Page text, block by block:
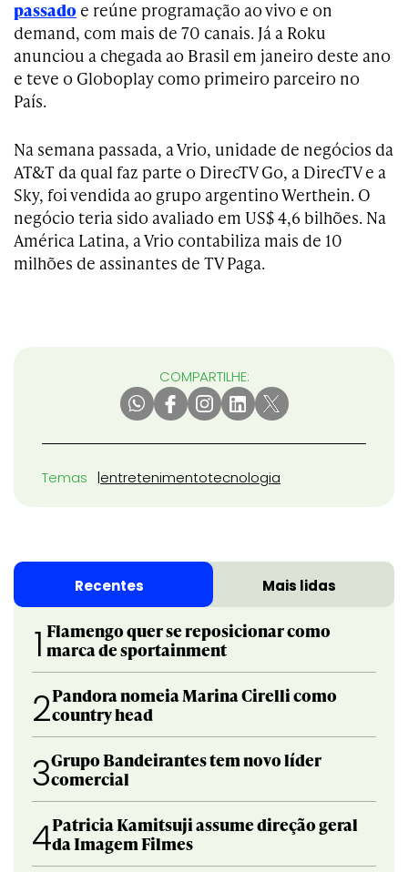
passado e reúne programação ao vivo e on
demand, com mais de 70 canais. Já a Roku
anunciou a chegada ao Brasil em janeiro deste ano
e teve o Globoplay como primeiro parceiro no
País.
Na semana passada, a Vrio, unidade de negócios da
AT&T da qual faz parte o DirecTV Go, a DirecTV e a
Sky, foi vendida ao grupo argentino Werthein. O
negócio teria sido avaliado em US$ 4,6 bilhões. Na
América Latina, a Vrio contabiliza mais de 10
milhões de assinantes de TV Paga.
COMPARTILHE:
Temas entretenimentotecnologia
Recentes Mais lidas
1 Flamengo quer se reposicionar como
marca de sportainment
2Pandora nomeia Marina Cirelli como
country head
3Grupo Bandeirantes tem novo líder
comercial
4Patricia Kamitsuji assume direção geral
da Imagem Filmes